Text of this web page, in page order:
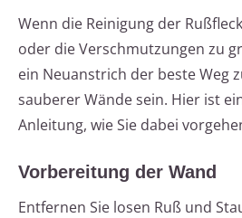
Wenn die Reinigung der
oder die Verschmutzungen zu
ein Neuanstrich der beste Weg
sauberer Wände sein. Hier ist
Anleitung, wie Sie dabei
Vorbereitung der Wand
Entfernen Sie losen Ruß und